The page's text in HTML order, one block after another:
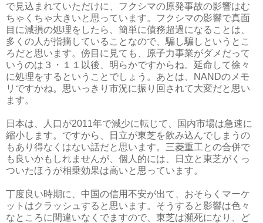
で見込まれていただけに、フクシマの原発事故の影響はむ
ちゃくちゃ大きいと思っています。フクシマの影響で真面
目に減損の処理をしたら、簡単に債務超過になることは、
多くの人が指摘していることなので、騙し騙しというとこ
ろだと思います。傍目に見ても、原子力事業がダメだって
いうのは３・１１以後、明らかですからね。延命して徐々
に処理をするということでしょう。あとは、NANDのメモ
リですかね。思いっきり市況に振り回されて大変だと思い
ます。
日本は、人口が2011年で減少に転じて、国内市場は急速に
縮小します。ですから、日立が東芝を飲み込んでしまうの
もあり得なくはない話だと思います。三菱重工との合併で
も良いかもしれませんが、個人的には、日立と東芝がくっ
ついたほうが相乗効果は高いと思っています。
丁度良い時期に、中国の信用不安が出て、おそらくマーケ
ットはクラッシュすると思います。そうすると影響は色々
なところに間違いなくでますので、東芝は瀕死になり、ど